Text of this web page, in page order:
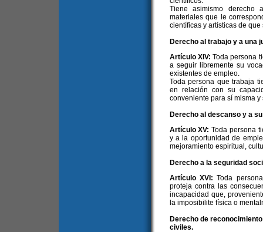
Tiene asimismo
materiales que le
científicas y artísticas de que
Derecho al trabajo y a una
Artículo XIV:Toda persona
a seguir libremente su
existentes de empleo.
Toda persona que trabaja
en relación con su
conveniente para sí misma y
Derecho al descanso y a
Artículo XV:Toda persona
y a la oportunidad de
mejoramiento espiritual,
Derecho a la seguridad
Artículo XVI:Toda
proteja contra las
incapacidad que,
la imposibilite física o
Derecho de
civiles.